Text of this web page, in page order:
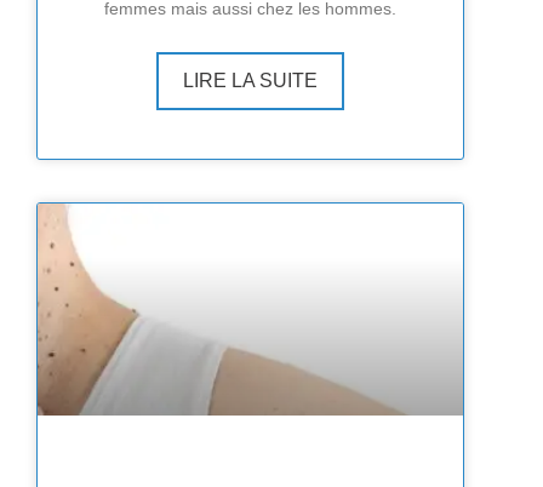
femmes mais aussi chez les hommes.
LIRE LA SUITE